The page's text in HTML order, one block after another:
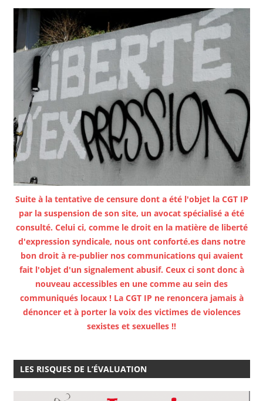
Suite à la tentative de censure dont a été l'objet la CGT IP
par la suspension de son site, un avocat spécialisé a été
consulté. Celui ci, comme le droit en la matière de liberté
d'expression syndicale, nous ont conforté.es dans notre
bon droit à re-publier nos communications qui avaient
fait l'objet d'un signalement abusif. Ceux ci sont donc à
nouveau accessibles en une comme au sein des
communiqués locaux ! La CGT IP ne renoncera jamais à
dénoncer et à porter la voix des victimes de violences
sexistes et sexuelles !!
LES RISQUES DE L’ÉVALUATION